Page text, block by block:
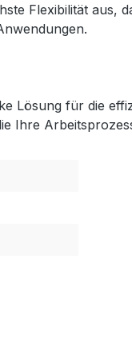
Flexibilität aus,
Lösung für die
Ihre